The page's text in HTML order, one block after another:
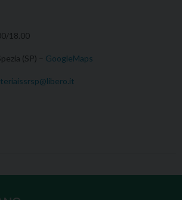
18.00
(SP) – GoogleMaps